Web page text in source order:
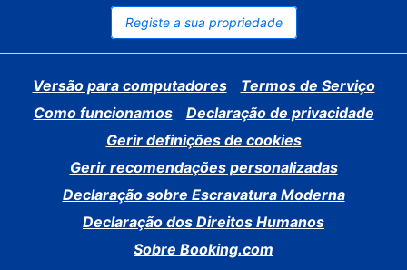
Registe a sua propriedade
Versão para computadores
Termos de Serviço
Como funcionamos
Declaração de privacidade
Gerir definições de cookies
Gerir recomendações personalizadas
Declaração sobre Escravatura Moderna
Declaração dos Direitos Humanos
Sobre Booking.com